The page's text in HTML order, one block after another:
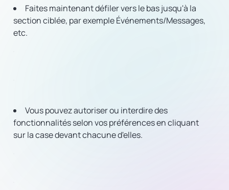
Faites maintenant défiler vers le bas jusqu'à la
section ciblée, par exemple Événements/Messages,
etc.
Vous pouvez autoriser ou interdire des
fonctionnalités selon vos préférences en cliquant
sur la case devant chacune d'elles.